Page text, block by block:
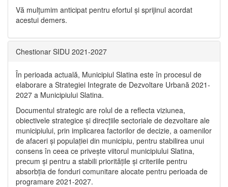
Vă mulţumim anticipat pentru efortul şi sprijinul acordat
acestui demers.
Chestionar SIDU 2021-2027
În perioada actuală, Municipiul Slatina este în procesul de
elaborare a Strategiei Integrate de Dezvoltare Urbană 2021‐
2027 a Municipiului Slatina.
Documentul strategic are rolul de a reflecta viziunea,
obiectivele strategice și direcțiile sectoriale de dezvoltare ale
municipiului, prin implicarea factorilor de decizie, a oamenilor
de afaceri și populației din municipiu, pentru stabilirea unui
consens în ceea ce privește viitorul municipiului Slatina,
precum și pentru a stabili prioritățile și criteriile pentru
absorbția de fonduri comunitare alocate pentru perioada de
programare 2021-2027.